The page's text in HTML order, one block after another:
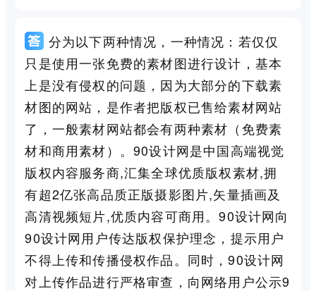
分为以下两种情况，一种情况：若仅仅
只是使用一张免费的素材图进行设计，基本
上是没有侵权的问题，因为大部分的下载素
材图的网站，是作者把版权已售给素材网站
了，一般素材网站都会有两种素材（免费素
材和商用素材）。90设计网是中国高端视觉
版权内容服务商,汇集全球优质版权素材,拥
有超2亿张高品质正版摄影图片,矢量插画及
高清视频短片,优质内容可商用。90设计网向
90设计网用户传达版权保护理念，提示用户
不得上传和传播侵权作品。同时，90设计网
对上传作品进行严格审查，向网络用户公示9